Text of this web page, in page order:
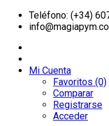
Teléfono: (+34)
Mi Cuenta
Favoritos (0)
Comparar
Registrarse
Acceder